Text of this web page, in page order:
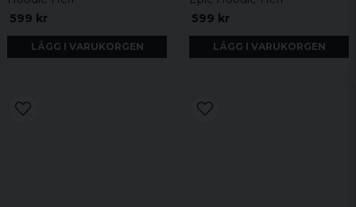
599 kr
LÄGG I VARUKORGEN
599 kr
LÄGG I VARUKORGEN